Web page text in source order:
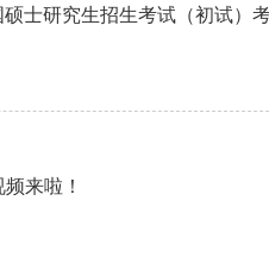
士研究生招生考试（初试）
来啦！